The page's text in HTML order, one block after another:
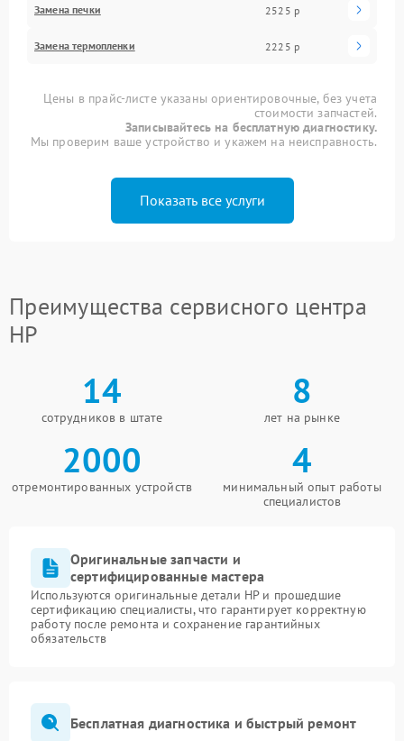
Замена печки 2525 р
Замена термопленки 2225 р
Цены в прайс-листе указаны ориентировочные, без учета
стоимости запчастей.
Записывайтесь на бесплатную диагностику.
Мы проверим ваше устройство и укажем на неисправность.
Показать все услуги
Преимущества сервисного центра
HP
14
сотрудников в штате
8
лет на рынке
2000
отремонтированных устройств
4
минимальный опыт работы
специалистов
Оригинальные запчасти и
сертифицированные мастера
Используются оригинальные детали HP и прошедшие
сертификацию специалисты, что гарантирует корректную
работу после ремонта и сохранение гарантийных
обязательств
Бесплатная диагностика и быстрый ремонт